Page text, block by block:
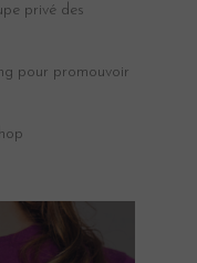
privé des
pour promouvoir